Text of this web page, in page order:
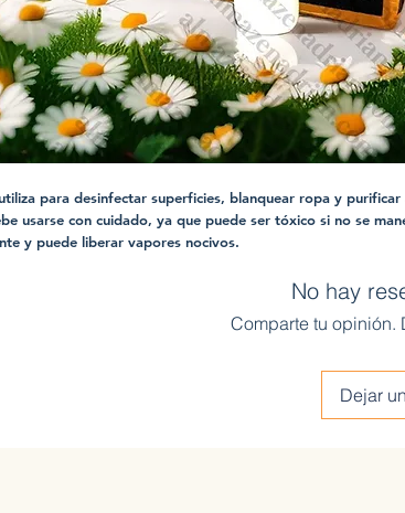
para desinfectar superficies, blanquear ropa y purificar
usarse con cuidado, ya que puede ser tóxico si no se
y puede liberar vapores nocivos.
No hay
Comparte tu opinión.
Dejar